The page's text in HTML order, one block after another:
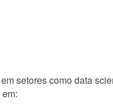
setores como data